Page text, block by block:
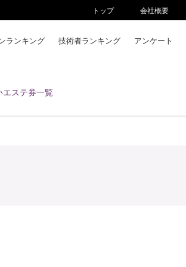
トップ 会社概要
ランキング 技術者ランキング アンケート
エステ券一覧
い方法
方法